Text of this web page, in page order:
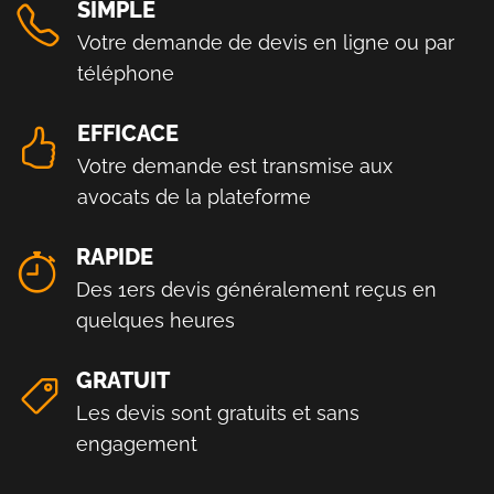
SIMPLE
Votre demande de devis en ligne ou par
téléphone
EFFICACE
Votre demande est transmise aux
avocats de la plateforme
RAPIDE
Des 1ers devis généralement reçus en
quelques heures
GRATUIT
Les devis sont gratuits et sans
engagement